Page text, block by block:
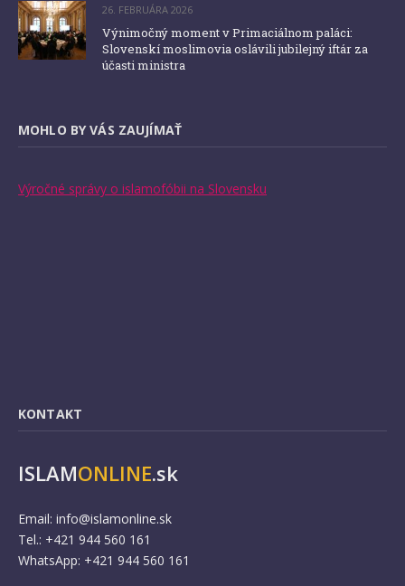
26. FEBRUÁRA 2026
Výnimočný moment v Primaciálnom paláci:
Slovenskí moslimovia oslávili jubilejný iftár za
účasti ministra
MOHLO BY VÁS ZAUJÍMAŤ
Výročné správy o islamofóbii na Slovensku
KONTAKT
ISLAMONLINE.sk
Email: info@islamonline.sk
Tel.: +421 944 560 161
WhatsApp: +421 944 560 161